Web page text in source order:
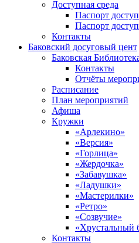
Доступная среда
Паспорт
Паспорт
Контакты
Баковский досуговый цент
Баковская
Контакты
Отчёты
Расписание
План мероприятий
Афиша
Кружки
«Арлекино»
«Версия»
«Горлица»
«Жердочка»
«Забавушка»
«Ладушки»
«Мастерилки»
«Ретро»
«Созвучие»
«Хрустальный
Контакты